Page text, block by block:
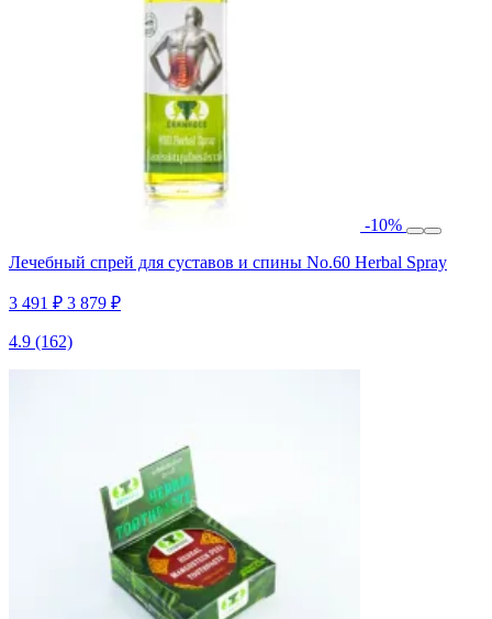
-10%
Лечебный спрей для суставов и спины No.60 Herbal Spray
3 491 ₽ 3 879 ₽
4.9 (162)